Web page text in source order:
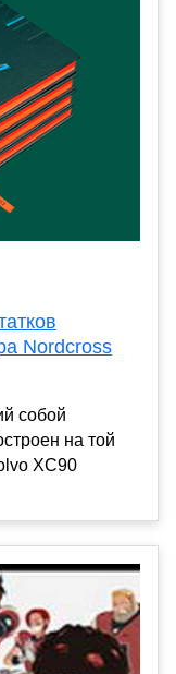
Nordcross
собой
на той
XC90